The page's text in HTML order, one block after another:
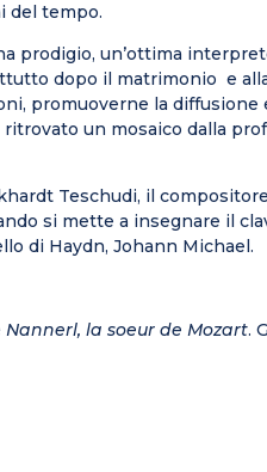
del tempo.
prodigio, un’ottima
dopo il matrimonio e
promuoverne la diffusione
un mosaico dalla
Teschudi, il
si mette a insegnare il
di Haydn, Johann Michael.
Nannerl, la soeur de Mozart.